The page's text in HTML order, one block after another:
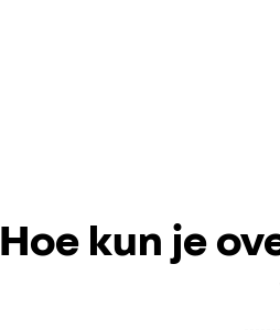
Hoe kun je